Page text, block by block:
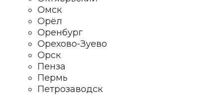
Омск
Орёл
Оренбург
Орехово-Зуево
Орск
Пенза
Пермь
Петрозаводск